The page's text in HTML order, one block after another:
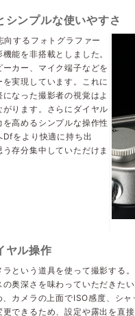
ンプルな使いやすさ
するフォトグラファー
能を非搭載としました。
カー、マイク端子などを
実現しています。これに
なった撮影者の視覚はよ
ります。さらにダイヤル
高めるシンプルな操作性
をより快適に持ち出
存分集中していただけま
ヤル操作
という道具を使って撮影する
奥深さを味わっていただきた
カメラの上面でISO感度、シ
できるため、設定や露出を直